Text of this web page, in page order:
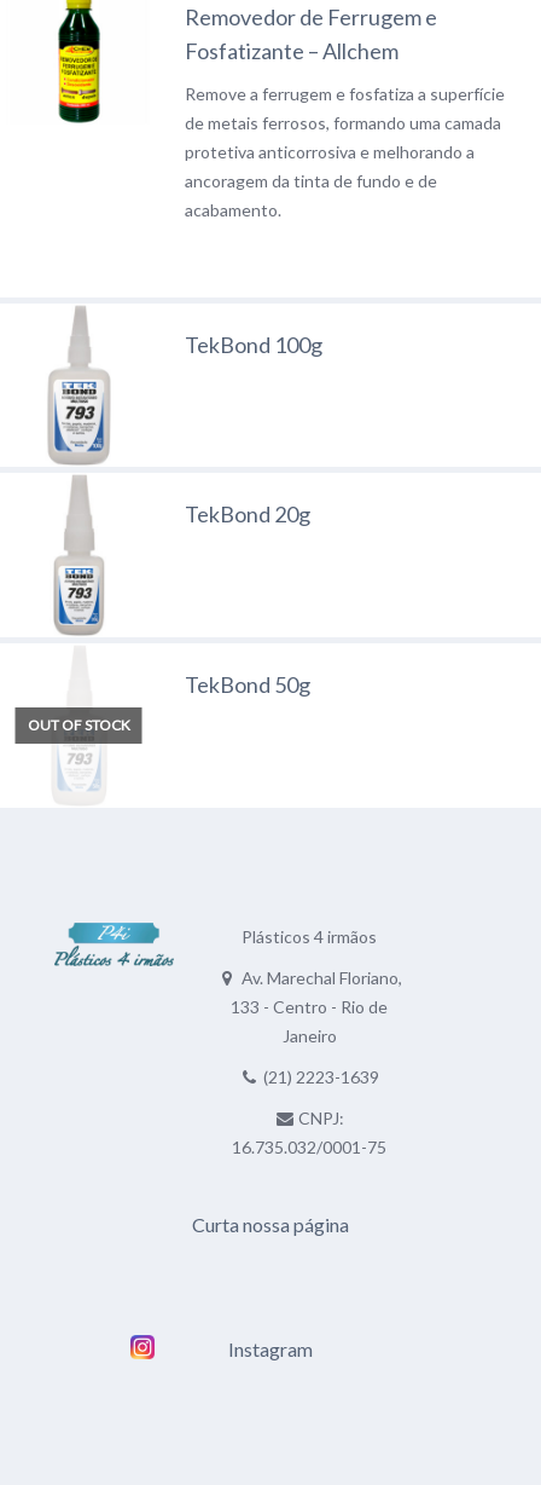
Removedor de Ferrugem e
Fosfatizante – Allchem
Remove a ferrugem e fosfatiza a superfície
de metais ferrosos, formando uma camada
protetiva anticorrosiva e melhorando a
ancoragem da tinta de fundo e de
acabamento.
TekBond 100g
TekBond 20g
OUT OF STOCK
TekBond 50g
Plásticos 4 irmãos
Av. Marechal Floriano,
133 - Centro - Rio de
Janeiro
(21) 2223-1639
CNPJ:
16.735.032/0001-75
Curta nossa página
Instagram